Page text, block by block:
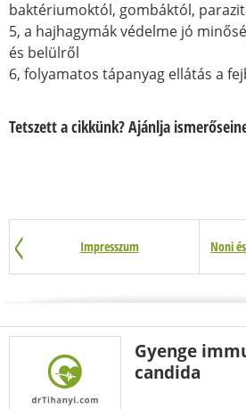
baktériumoktól, gombáktól,
5, a hajhagymák védelme jó
és belülről
6, folyamatos tápanyag ellátás a
Tetszett a cikkünk? Ajánlja
Impresszum Noni
Gyenge
candida